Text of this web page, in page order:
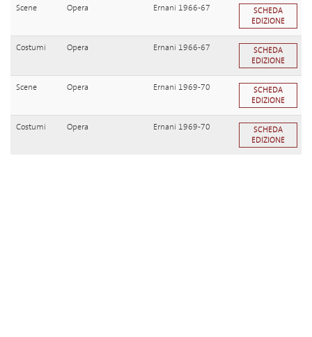
Scene Opera Ernani 1966-67
SCHEDA
EDIZIONE
Costumi Opera Ernani 1966-67
SCHEDA
EDIZIONE
Scene Opera Ernani 1969-70
SCHEDA
EDIZIONE
Costumi Opera Ernani 1969-70
SCHEDA
EDIZIONE